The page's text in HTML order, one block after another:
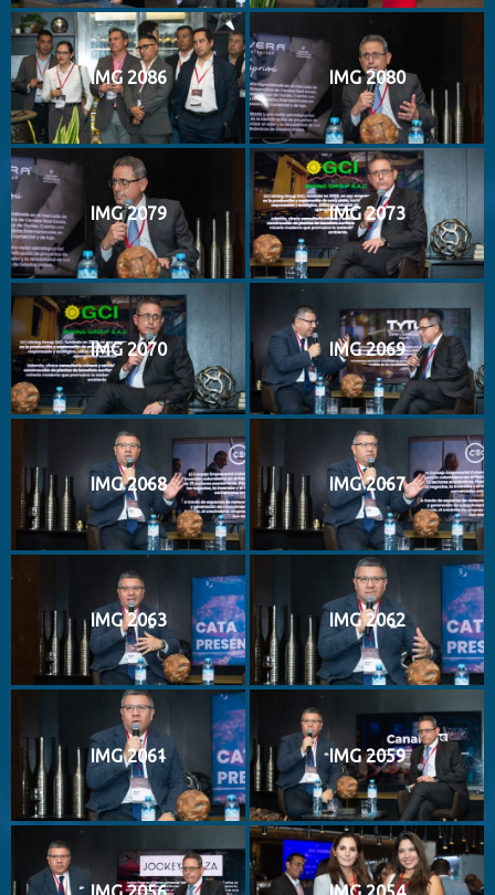
IMG 2086 IMG 2080
IMG 2079 IMG 2073
IMG 2070 IMG 2069
IMG 2068 IMG 2067
IMG 2063 IMG 2062
IMG 2061 IMG 2059